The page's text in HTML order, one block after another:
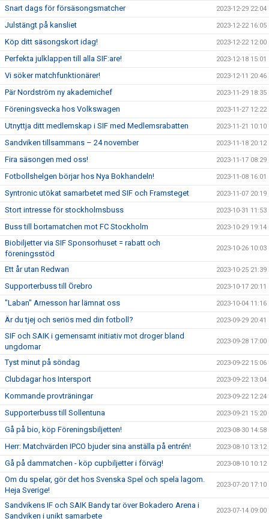
Snart dags för försäsongsmatcher 2023-12-29 22:04
Julstängt på kansliet 2023-12-22 16:05
Köp ditt säsongskort idag! 2023-12-22 12:00
Perfekta julklappen till alla SIF:are! 2023-12-18 15:01
Vi söker matchfunktionärer! 2023-12-11 20:46
Pär Nordström ny akademichef 2023-11-29 18:35
Föreningsvecka hos Volkswagen 2023-11-27 12:22
Utnyttja ditt medlemskap i SIF med Medlemsrabatten 2023-11-21 10:10
Sandviken tillsammans – 24 november 2023-11-18 20:12
Fira säsongen med oss! 2023-11-17 08:29
Fotbollshelgen börjar hos Nya Bokhandeln! 2023-11-08 16:01
Syntronic utökat samarbetet med SIF och Framsteget 2023-11-07 20:19
Stort intresse för stockholmsbuss 2023-10-31 11:53
Buss till bortamatchen mot FC Stockholm 2023-10-29 19:14
Biobiljetter via SIF Sponsorhuset = rabatt och
föreningsstöd
2023-10-26 10:03
Ett år utan Redwan 2023-10-25 21:39
Supporterbuss till Örebro 2023-10-17 20:11
"Laban" Arnesson har lämnat oss 2023-10-04 11:16
Är du tjej och seriös med din fotboll? 2023-09-29 20:41
SIF och SAIK i gemensamt initiativ mot droger bland
ungdomar
2023-09-28 17:00
Tyst minut på söndag 2023-09-22 15:06
Clubdagar hos Intersport 2023-09-22 13:04
Kommande provträningar 2023-09-22 12:24
Supporterbuss till Sollentuna 2023-09-21 15:20
Gå på bio, köp Föreningsbiljetten! 2023-08-30 14:58
Herr: Matchvärden IPCO bjuder sina anställa på entrén! 2023-08-10 13:12
Gå på dammatchen - köp cupbiljetter i förväg! 2023-08-10 10:12
Om du spelar, gör det hos Svenska Spel och spela lagom.
Heja Sverige!
2023-07-20 17:10
Sandvikens IF och SAIK Bandy tar över Bokadero Arena i
Sandviken i unikt samarbete
2023-07-14 09:00